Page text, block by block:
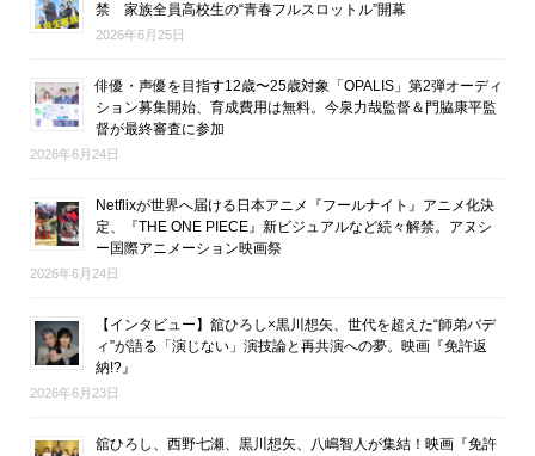
禁 家族全員高校生の“青春フルスロットル”開幕
2026年6月25日
俳優・声優を目指す12歳〜25歳対象「OPALIS」第2弾オーディ
ション募集開始、育成費用は無料。今泉力哉監督＆門脇康平監
督が最終審査に参加
2026年6月24日
Netflixが世界へ届ける日本アニメ『フールナイト』アニメ化決
定、『THE ONE PIECE』新ビジュアルなど続々解禁。アヌシ
ー国際アニメーション映画祭
2026年6月24日
【インタビュー】舘ひろし×黒川想矢、世代を超えた“師弟バデ
ィ”が語る「演じない」演技論と再共演への夢。映画『免許返
納!?』
2026年6月23日
舘ひろし、西野七瀬、黒川想矢、八嶋智人が集結！映画『免許